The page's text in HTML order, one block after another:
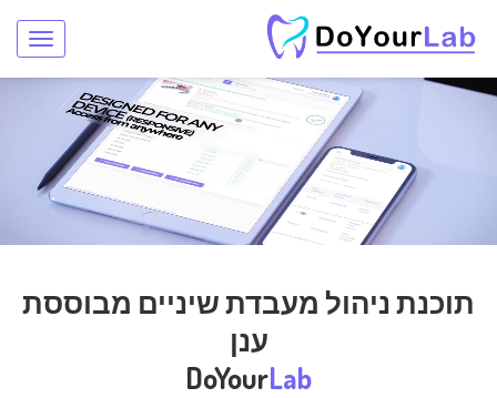
תוכנת ניהול מעבדת שיניים מבוססת
ענן
DoYourLab